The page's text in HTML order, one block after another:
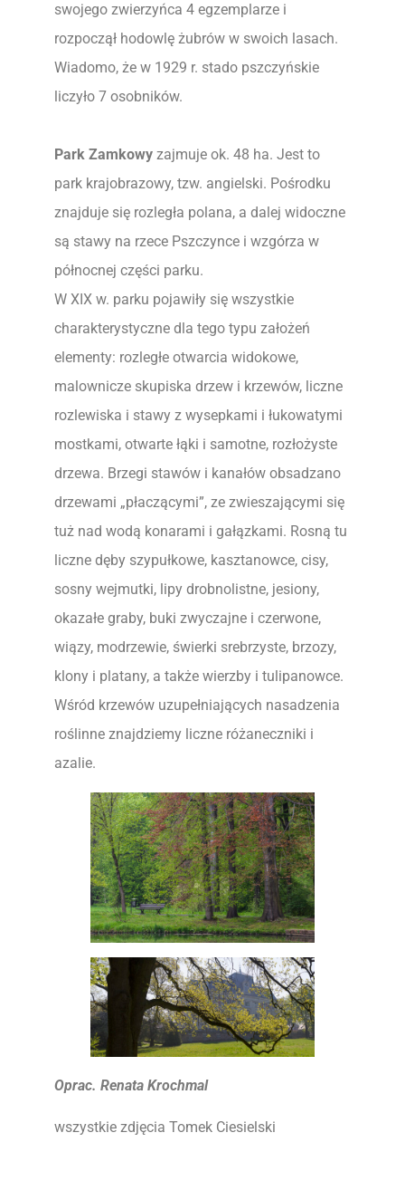
swojego zwierzyńca 4 egzemplarze i
rozpoczął hodowlę żubrów w swoich lasach.
Wiadomo, że w 1929 r. stado pszczyńskie
liczyło 7 osobników.
Park Zamkowy zajmuje ok. 48 ha. Jest to
park krajobrazowy, tzw. angielski. Pośrodku
znajduje się rozległa polana, a dalej widoczne
są stawy na rzece Pszczynce i wzgórza w
północnej części parku.
W XIX w. parku pojawiły się wszystkie
charakterystyczne dla tego typu założeń
elementy: rozległe otwarcia widokowe,
malownicze skupiska drzew i krzewów, liczne
rozlewiska i stawy z wysepkami i łukowatymi
mostkami, otwarte łąki i samotne, rozłożyste
drzewa. Brzegi stawów i kanałów obsadzano
drzewami „płaczącymi”, ze zwieszającymi się
tuż nad wodą konarami i gałązkami. Rosną tu
liczne dęby szypułkowe, kasztanowce, cisy,
sosny wejmutki, lipy drobnolistne, jesiony,
okazałe graby, buki zwyczajne i czerwone,
wiązy, modrzewie, świerki srebrzyste, brzozy,
klony i platany, a także wierzby i tulipanowce.
Wśród krzewów uzupełniających nasadzenia
roślinne znajdziemy liczne różaneczniki i
azalie.
Oprac. Renata Krochmal
wszystkie zdjęcia Tomek Ciesielski